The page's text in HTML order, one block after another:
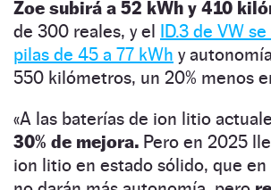
Zoe subirá a 52 kWh y 410
de 300 reales, y el ID.3 de VW
pilas de 45 a 77 kWh y
550 kilómetros, un 20% menos
«A las baterías de ion litio
30% de mejora. Pero en 2025
ion litio en estado sólido, que